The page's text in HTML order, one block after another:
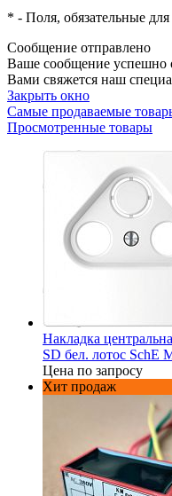
* - Поля, обязательные
Сообщение отправлено
Ваше сообщение успешно
Вами свяжется наш
Закрыть окно
Самые продаваемые
Просмотренные товары
Накладка
SD бел. лотос SchE
Цена по запросу
Хит продаж